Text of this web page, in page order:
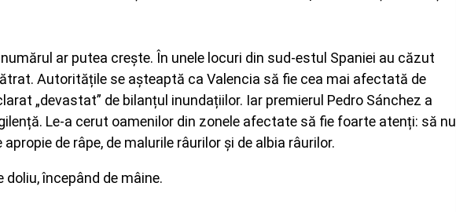
ar putea crește. În unele locuri din sud-estul Spaniei au căzut
Autoritățile se așteaptă ca Valencia să fie cea mai afectată de
„devastat” de bilanțul inundațiilor. Iar premierul Pedro Sánchez a
Le-a cerut oamenilor din zonele afectate să fie foarte atenți: să nu
de râpe, de malurile râurilor și de albia râurilor.
doliu, începând de mâine.